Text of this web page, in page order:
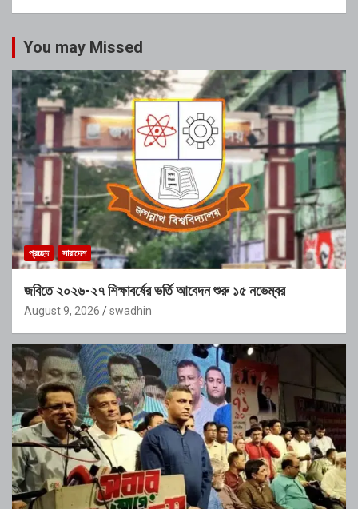
You may Missed
প্রচ্ছদ সারাদেশ
জবিতে ২০২৬-২৭ শিক্ষাবর্ষের ভর্তি আবেদন শুরু ১৫ নভেম্বর
August 9, 2026 swadhin